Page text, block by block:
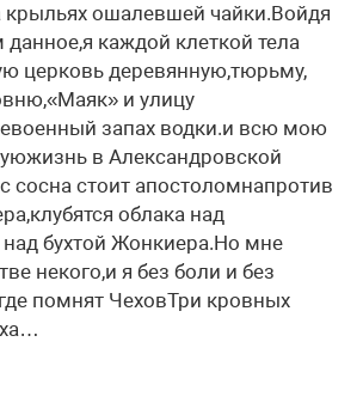
ошалевшей чайки.Войдя
каждой клеткой тела
церковь деревянную,тюрьму,
и улицу
запах водки.и всю мою
в Александровской
сосна стоит апостоломнапротив
облака над
бухтой Жонкиера.Но мне
некого,и я без боли и без
помнят ЧеховТри кровных